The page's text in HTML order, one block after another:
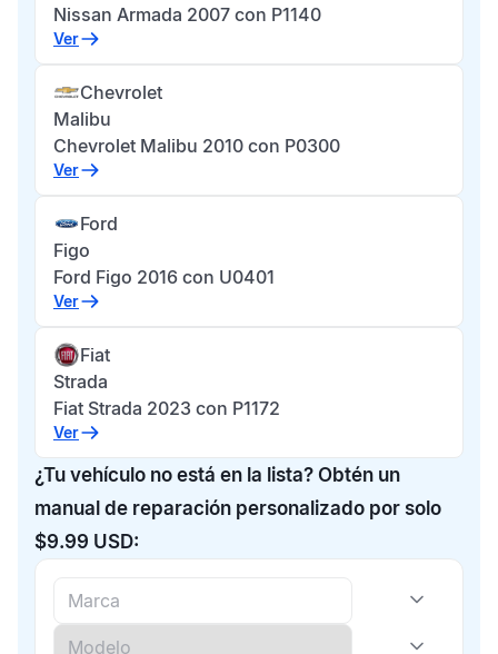
Nissan Armada 2007 con P1140
Ver
Chevrolet
Malibu
Chevrolet Malibu 2010 con P0300
Ver
Ford
Figo
Ford Figo 2016 con U0401
Ver
Fiat
Strada
Fiat Strada 2023 con P1172
Ver
¿Tu vehículo no está en la lista? Obtén un
manual de reparación personalizado por solo
$9.99 USD: